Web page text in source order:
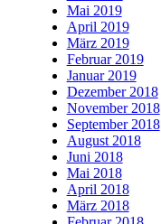
Mai 2019
April 2019
März 2019
Februar 2019
Januar 2019
Dezember 2018
November 2018
September 2018
August 2018
Juni 2018
Mai 2018
April 2018
März 2018